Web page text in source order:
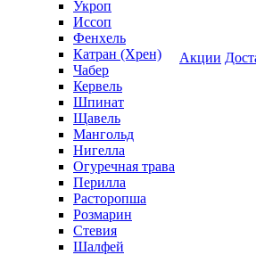
Укроп
Иссоп
Фенхель
Катран (Хрен)
Чабер
Кервель
Шпинат
Щавель
Мангольд
Нигелла
Огуречная трава
Перилла
Расторопша
Розмарин
Стевия
Шалфей
Акции